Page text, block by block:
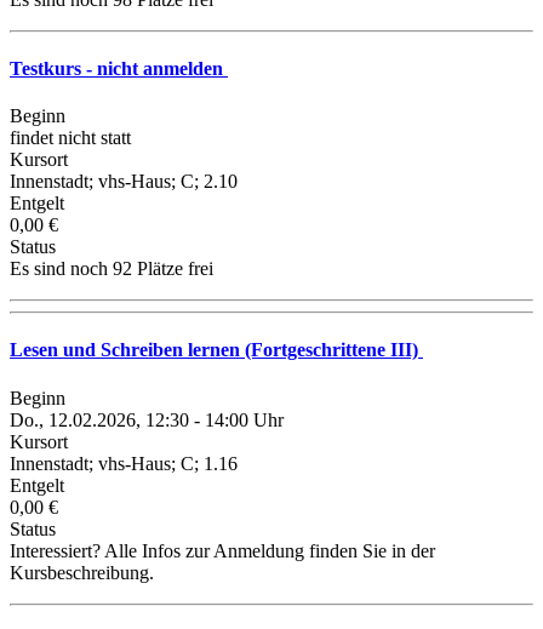
Testkurs - nicht anmelden
Beginn
findet nicht statt
Kursort
Innenstadt; vhs-Haus; C; 2.10
Entgelt
0,00 €
Status
Es sind noch 92 Plätze frei
Lesen und Schreiben lernen (Fortgeschrittene III)
Beginn
Do., 12.02.2026, 12:30 - 14:00 Uhr
Kursort
Innenstadt; vhs-Haus; C; 1.16
Entgelt
0,00 €
Status
Interessiert? Alle Infos zur Anmeldung finden Sie in der
Kursbeschreibung.